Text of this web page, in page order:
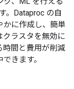
。Dataproc の自
かに作成し、簡単
クラスタを無効に
時間と費用が削減
きます。